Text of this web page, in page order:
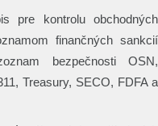
pre kontrolu obchodných
finančných sankcií
bezpečnosti OSN,
Treasury, SECO, FDFA a